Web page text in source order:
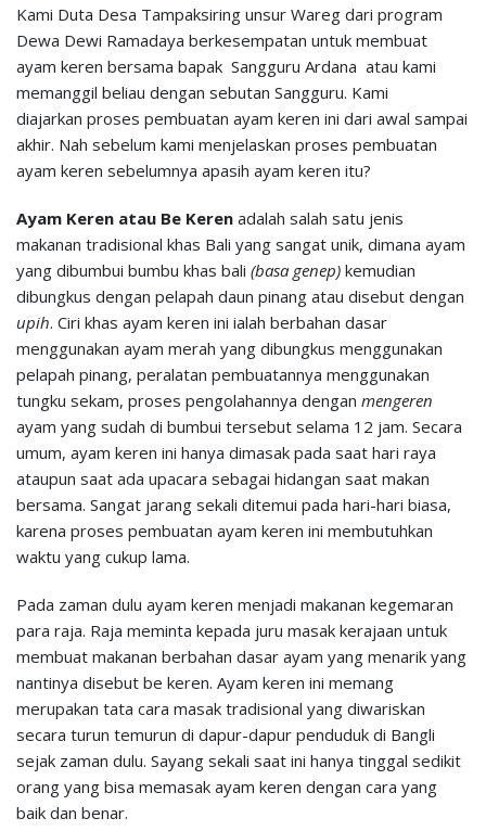
Kami Duta Desa Tampaksiring unsur Wareg dari program
Dewa Dewi Ramadaya berkesempatan untuk membuat
ayam keren bersama bapak Sangguru Ardana atau kami
memanggil beliau dengan sebutan Sangguru. Kami
diajarkan proses pembuatan ayam keren ini dari awal sampai
akhir. Nah sebelum kami menjelaskan proses pembuatan
ayam keren sebelumnya apasih ayam keren itu?
Ayam Keren atau Be Keren adalah salah satu jenis
makanan tradisional khas Bali yang sangat unik, dimana ayam
yang dibumbui bumbu khas bali (basa genep) kemudian
dibungkus dengan pelapah daun pinang atau disebut dengan
upih. Ciri khas ayam keren ini ialah berbahan dasar
menggunakan ayam merah yang dibungkus menggunakan
pelapah pinang, peralatan pembuatannya menggunakan
tungku sekam, proses pengolahannya dengan mengeren
ayam yang sudah di bumbui tersebut selama 12 jam. Secara
umum, ayam keren ini hanya dimasak pada saat hari raya
ataupun saat ada upacara sebagai hidangan saat makan
bersama. Sangat jarang sekali ditemui pada hari-hari biasa,
karena proses pembuatan ayam keren ini membutuhkan
waktu yang cukup lama.
Pada zaman dulu ayam keren menjadi makanan kegemaran
para raja. Raja meminta kepada juru masak kerajaan untuk
membuat makanan berbahan dasar ayam yang menarik yang
nantinya disebut be keren. Ayam keren ini memang
merupakan tata cara masak tradisional yang diwariskan
secara turun temurun di dapur-dapur penduduk di Bangli
sejak zaman dulu. Sayang sekali saat ini hanya tinggal sedikit
orang yang bisa memasak ayam keren dengan cara yang
baik dan benar.